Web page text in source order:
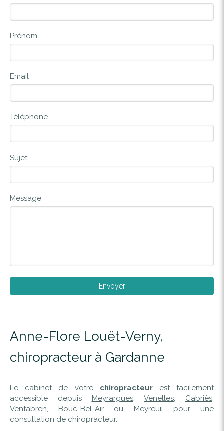
Prénom
Email
Téléphone
Sujet
Message
Envoyer
Anne-Flore Louët-Verny,
chiropracteur à Gardanne
Le cabinet de votre chiropracteurest facilement
accessible depuis Meyrargues,Venelles, Cabriès,
Ventabren, Bouc-Bel-Air ou Meyreuilpour une
consultation de chiropracteur.